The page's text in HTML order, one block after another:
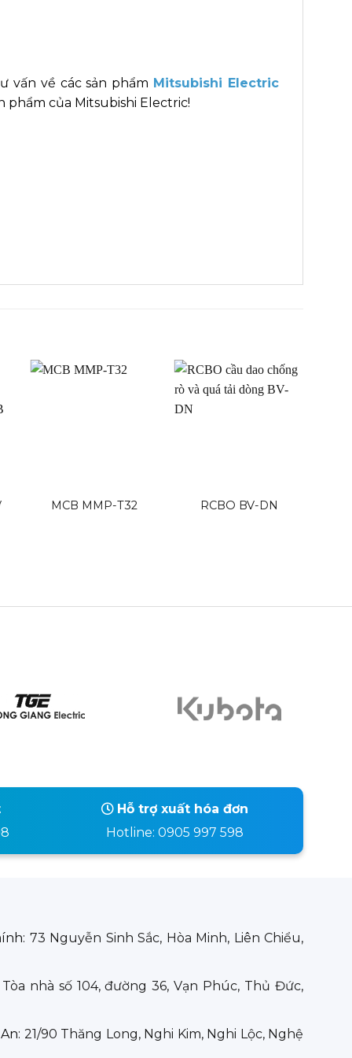
vấn về các sản phẩm Mitsubishi Electric
phẩm của Mitsubishi Electric!
MCB MMP-T32 RCBO BV-DN
Hỗ trợ xuất hóa đơn
Hotline: 0905 997 598
73 Nguyễn Sinh Sắc, Hòa Minh, Liên Chiểu,
Tòa nhà số 104, đường 36, Vạn Phúc, Thủ Đức,
21/90 Thăng Long, Nghi Kim, Nghi Lộc, Nghệ